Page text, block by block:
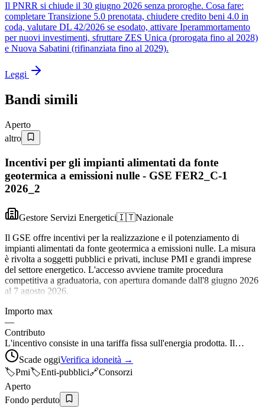
Il PNRR si chiude il 30 giugno 2026 senza proroghe. Cosa fare:
completare Transizione 5.0 prenotata, chiudere credito beni 4.0 in
coda, valutare DL 42/2026 se esodato, attivare Iperammortamento
per nuovi investimenti, sfruttare ZES Unica (prorogata fino al 2028)
e Nuova Sabatini (rifinanziata fino al 2029).
Leggi
Bandi simili
Aperto
altro
Incentivi per gli impianti alimentati da fonte
geotermica a emissioni nulle - GSE FER2_C-1
2026_2
Gestore Servizi Energetici🇮🇹Nazionale
Il GSE offre incentivi per la realizzazione e il potenziamento di
impianti alimentati da fonte geotermica a emissioni nulle. La misura
è rivolta a soggetti pubblici e privati, incluse PMI e grandi imprese
del settore energetico. L'accesso avviene tramite procedura
competitiva a graduatoria, con apertura domande dall'8 giugno 2026
al 7 agosto 2026.
Importo max
—
Contributo
L'incentivo consiste in una tariffa fissa sull'energia prodotta. Il…
Scade oggiVerifica idoneità →
🏷️Pmi🏷️Enti-pubblici🔗Consorzi
Aperto
Fondo perduto